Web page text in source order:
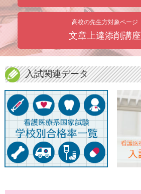
高校の先生方対象ページ
文章上達添削講座
入試関連データ